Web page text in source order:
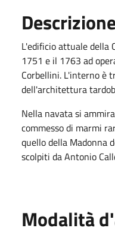
L'edificio attuale della
1751 e il 1763 ad
Corbellini. L'interno è
dell'architettura
Nella navata si
commesso di marmi
quello della Madonna
scolpiti da Antonio
Modalità